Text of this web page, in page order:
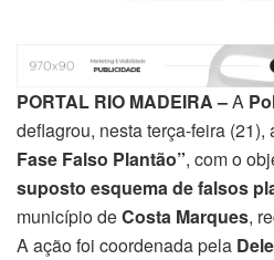
PORTAL RIO MADEIRA –A
deflagrou, nesta terça-feira (21),
Fase Falso Plantão”, com o
suposto esquema de falsos
município deCosta Marques,
A ação foi coordenada pela